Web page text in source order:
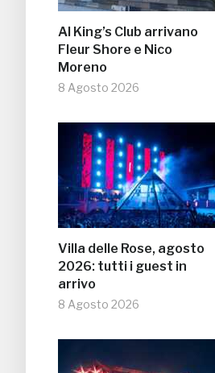
Al King’s Club arrivano
Fleur Shore e Nico
Moreno
8 Agosto 2026
Villa delle Rose, agosto
2026: tutti i guest in
arrivo
8 Agosto 2026